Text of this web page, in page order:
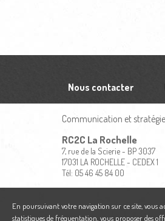
Nous contacter
Communication et
RC2C La Rochelle
7, rue de la Scierie - BP 3037
17031 LA ROCHELLE - CEDEX 1
Tél: 05 46 45 84 00
En poursuivant votre navigation sur ce site, vous
statistiques de fréquentation, vous proposer des